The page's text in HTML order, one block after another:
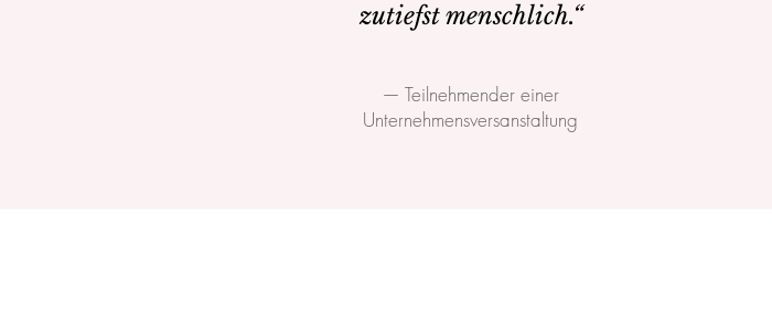
zutiefst menschlich.“
— Teilnehmender einer
Unternehmensversanstaltung